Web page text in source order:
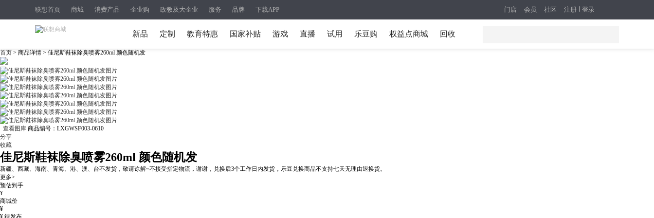
联想首页 商城 消费产品 企业购 政教及大企业 服务 品牌 下载APP 注册 登录
门店 会员 社区
新品 定制 教育特惠 国家补贴 游戏 直播 试用 乐豆购 权益点商城 回收
首页 > 商品详情 > 佳尼斯鞋袜除臭喷雾260ml 颜色随机发
查看图库 商品编号： LXGWSF003-0610
分享
收藏
佳尼斯鞋袜除臭喷雾260ml 颜色随机发
新疆、西藏、海南、青海、港、澳、台不发货，敬请谅解~不接受指定物流，谢谢，兑换后3个工作日内发货，乐豆兑换商品不支持七天无理由退换货。
更多>
预估到手
¥
商城价
¥
¥ 待发布